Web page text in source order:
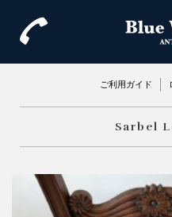
ご利用ガイド
Sarbel